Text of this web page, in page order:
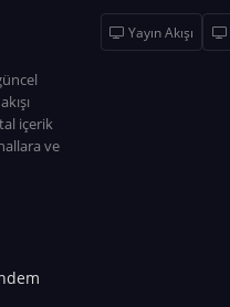
içerik
ve
Yayın Akışı